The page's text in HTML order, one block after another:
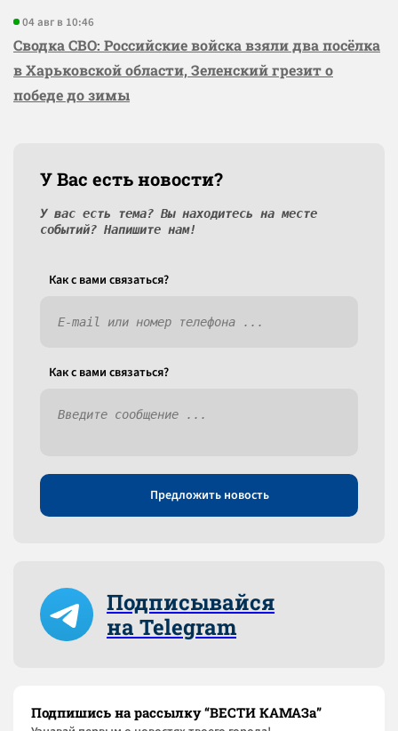
04 авг в 10:46
Сводка СВО: Российские войска взяли два посёлка
в Харьковской области, Зеленский грезит о
победе до зимы
У Вас есть новости?
У вас есть тема? Вы находитесь на месте
событий? Напишите нам!
Как c вами связаться?
Как c вами связаться?
Предложить новость
Подписывайся
на Telegram
Подпишись на рассылку “ВЕСТИ КАМАЗа”